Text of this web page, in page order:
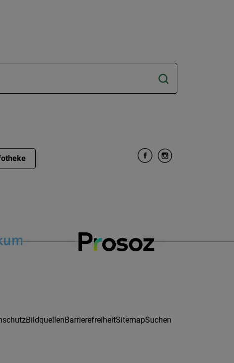
BildquellenBarrierefreiheitSitemapSuchen